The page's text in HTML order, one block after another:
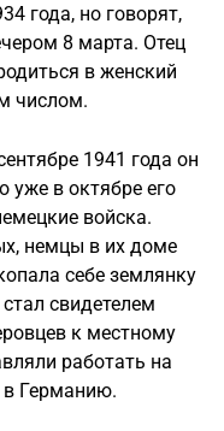
года, но говорят,
8 марта. Отец
в женский
числом.
1941 года он
уже в октябре его
войска.
немцы в их доме
себе землянку
свидетелем
к местному
работать на
в Германию.